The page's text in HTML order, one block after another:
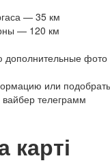
— 35 км
— 120 км
фото
или
вайбер телеграмм
карті